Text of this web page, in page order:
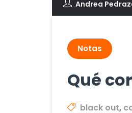
Andrea
Notas
Qué
black out,